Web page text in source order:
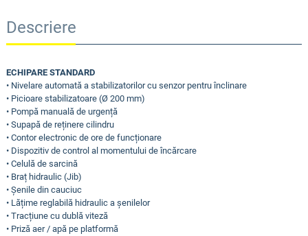
Descriere
ECHIPARE STANDARD
• Nivelare automată a stabilizatorilor cu senzor pentru înclinare
• Picioare stabilizatoare (Ø 200 mm)
• Pompă manuală de urgență
• Supapă de reținere cilindru
• Contor electronic de ore de funcționare
• Dispozitiv de control al momentului de încărcare
• Celulă de sarcină
• Braț hidraulic (Jib)
• Șenile din cauciuc
• Lățime reglabilă hidraulic a șenilelor
• Tracțiune cu dublă viteză
• Priză aer / apă pe platformă